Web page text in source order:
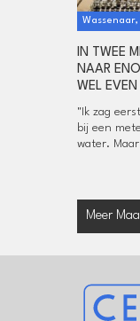
IN TWEE
NAAR
WEL EVEN
"Ik zag
bij een
water.
Meer